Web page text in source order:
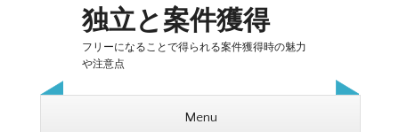
独立と案件獲得
フリーになることで得られる案件獲得時の魅力
や注意点
Menu